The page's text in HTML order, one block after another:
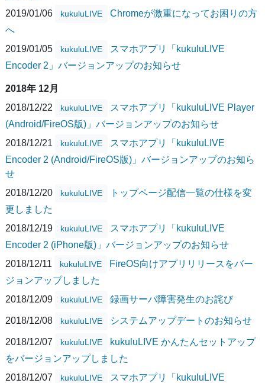
2019/01/06
kukuluLIVE
Chromeが激重になってお困りの方
へ
2019/01/05
kukuluLIVE
スマホアプリ「kukuluLIVE
Encoder 2」バージョンアップのお知らせ
2018年 12月
2018/12/22
kukuluLIVE
スマホアプリ「kukuluLIVE Player
(Android/FireOS版)」バージョンアップのお知らせ
2018/12/21
kukuluLIVE
スマホアプリ「kukuluLIVE
Encoder 2 (Android/FireOS版)」バージョンアップのお知ら
せ
2018/12/20
kukuluLIVE
トップページ配信一覧の仕様を変
更しました
2018/12/19
kukuluLIVE
スマホアプリ「kukuluLIVE
Encoder 2 (iPhone版)」バージョンアップのお知らせ
2018/12/11
kukuluLIVE
FireOS向けアプリリリースをバー
ジョンアップしました
2018/12/09
kukuluLIVE 録画サーバ障害発生のお詫び
2018/12/08 kukuluLIVE システムアップデートのお知らせ
2018/12/07 kukuluLIVE
kukuluLIVE かんたんセットアップ
をバージョンアップしました
2018/12/07
kukuluLIVE
スマホアプリ「kukuluLIVE